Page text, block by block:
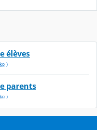
élèves
ko)
parents
ko)